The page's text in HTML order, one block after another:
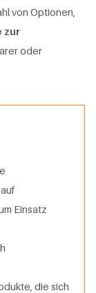
von Optionen,
zur
oder
Einsatz
die sich